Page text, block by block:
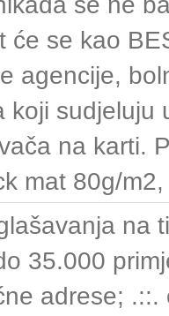
će se kao
agencije,
koji
na karti.
mat 80g/
na
35.000
adrese;